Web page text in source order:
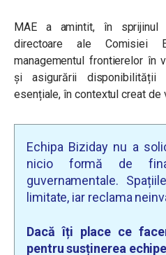
MAE a amintit, în sprijinul
directoare ale Comisiei
managementul frontierelor în
și asigurării
esențiale, în contextul creat de
Echipa Biziday nu a
nicio formă de
guvernamentale.
limitate, iar reclama
Dacă îți place ce
pentru susținerea